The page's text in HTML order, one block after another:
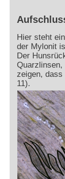
Hier steht
der Mylonit
Der
zeigen,
11).